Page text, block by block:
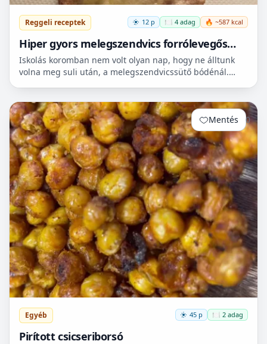
Reggeli receptek 12 p 🍽️ 4 adag 🔥 ~587 kcal
Hiper gyors melegszendvics forrólevegős
sütőbe
Iskolás koromban nem volt olyan nap, hogy ne álltunk
volna meg suli után, a melegszendvicssütő bódénál.
Mentés 0
Egyéb 45 p 🍽️ 2 adag
Pirított csicseriborsó